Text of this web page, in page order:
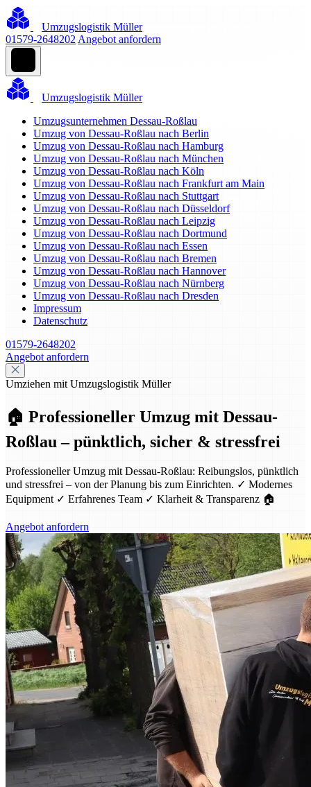
Umzugslogistik Müller
01579-2648202 Angebot anfordern
Umzugslogistik Müller
Umzugsunternehmen Dessau-Roßlau
Umzug von Dessau-Roßlau nach Berlin
Umzug von Dessau-Roßlau nach Hamburg
Umzug von Dessau-Roßlau nach München
Umzug von Dessau-Roßlau nach Köln
Umzug von Dessau-Roßlau nach Frankfurt am Main
Umzug von Dessau-Roßlau nach Stuttgart
Umzug von Dessau-Roßlau nach Düsseldorf
Umzug von Dessau-Roßlau nach Leipzig
Umzug von Dessau-Roßlau nach Dortmund
Umzug von Dessau-Roßlau nach Essen
Umzug von Dessau-Roßlau nach Bremen
Umzug von Dessau-Roßlau nach Hannover
Umzug von Dessau-Roßlau nach Nürnberg
Umzug von Dessau-Roßlau nach Dresden
Impressum
Datenschutz
01579-2648202
Angebot anfordern
Umziehen mit Umzugslogistik Müller
🏠 Professioneller Umzug mit Dessau-
Roßlau – pünktlich, sicher & stressfrei
Professioneller Umzug mit Dessau-Roßlau: Reibungslos, pünktlich
und stressfrei – von der Planung bis zum Einrichten. ✓ Modernes
Equipment ✓ Erfahrenes Team ✓ Klarheit & Transparenz 🏠
Angebot anfordern